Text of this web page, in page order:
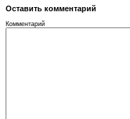
Оставить комментарий
Комментарий